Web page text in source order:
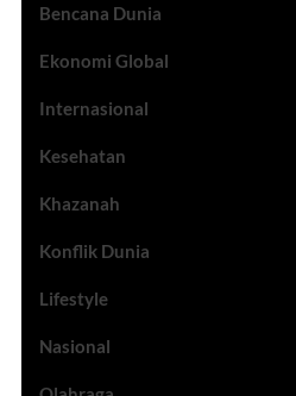
Bencana Dunia
Ekonomi Global
Internasional
Kesehatan
Khazanah
Konflik Dunia
Lifestyle
Nasional